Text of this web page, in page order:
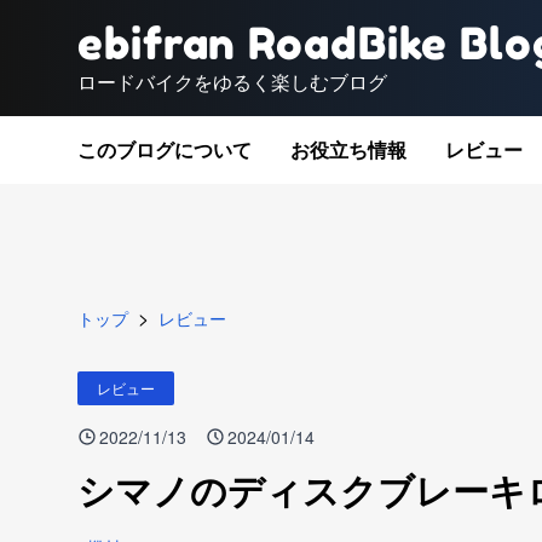
ebifran RoadBike
ロードバイクをゆるく楽しむブログ
このブログについて お役立ち情報 レビュー
トップ > レビュー
レビュー
2022/11/13 2024/01/14
シマノのディスクブレー